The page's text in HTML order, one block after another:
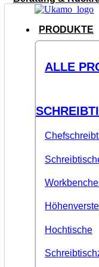
PRODUKTE
ALLE
Hochtische